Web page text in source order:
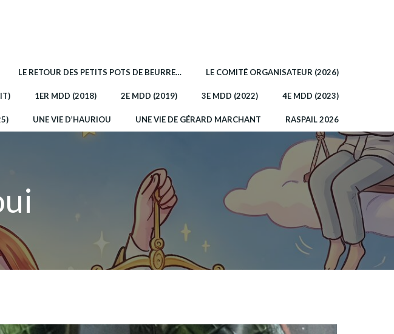
LE RETOUR DES PETITS POTS DE BEURRE… LE COMITÉ ORGANISATEUR (2026)
1ER MDD (2018) 2E MDD (2019) 3E MDD (2022) 4E MDD (2023)
UNE VIE D’HAURIOU UNE VIE DE GÉRARD MARCHANT RASPAIL 2026